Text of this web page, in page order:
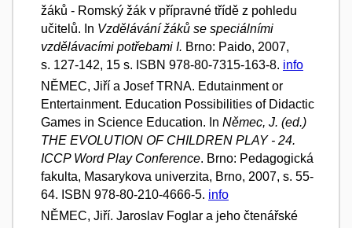
žáků - Romský žák v přípravné třídě z pohledu
učitelů. In Vzdělávání žáků se speciálními
vzdělávacími potřebami I. Brno: Paido, 2007,
s. 127-142, 15 s. ISBN 978-80-7315-163-8. info
NĚMEC, Jiří a Josef TRNA. Edutainment or
Entertainment. Education Possibilities of Didactic
Games in Science Education. In Němec, J. (ed.)
THE EVOLUTION OF CHILDREN PLAY - 24.
ICCP Word Play Conference. Brno: Pedagogická
fakulta, Masarykova univerzita, Brno, 2007, s. 55-
64. ISBN 978-80-210-4666-5. info
NĚMEC, Jiří. Jaroslav Foglar a jeho čtenářské